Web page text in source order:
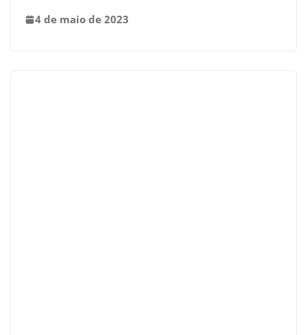
4 de maio de 2023